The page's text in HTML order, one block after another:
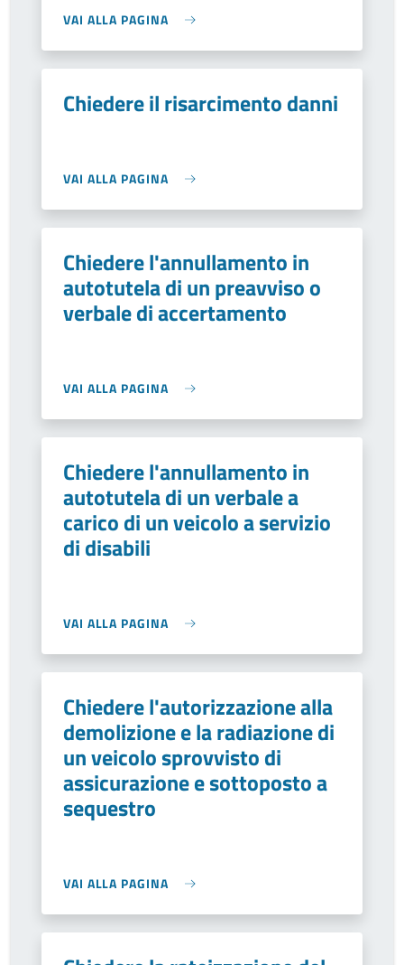
VAI ALLA PAGINA
Chiedere il risarcimento danni
VAI ALLA PAGINA
Chiedere l'annullamento in
autotutela di un preavviso o
verbale di accertamento
VAI ALLA PAGINA
Chiedere l'annullamento in
autotutela di un verbale a
carico di un veicolo a servizio
di disabili
VAI ALLA PAGINA
Chiedere l'autorizzazione alla
demolizione e la radiazione di
un veicolo sprovvisto di
assicurazione e sottoposto a
sequestro
VAI ALLA PAGINA